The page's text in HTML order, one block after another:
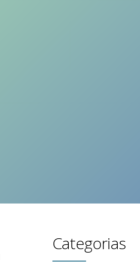
Categorias